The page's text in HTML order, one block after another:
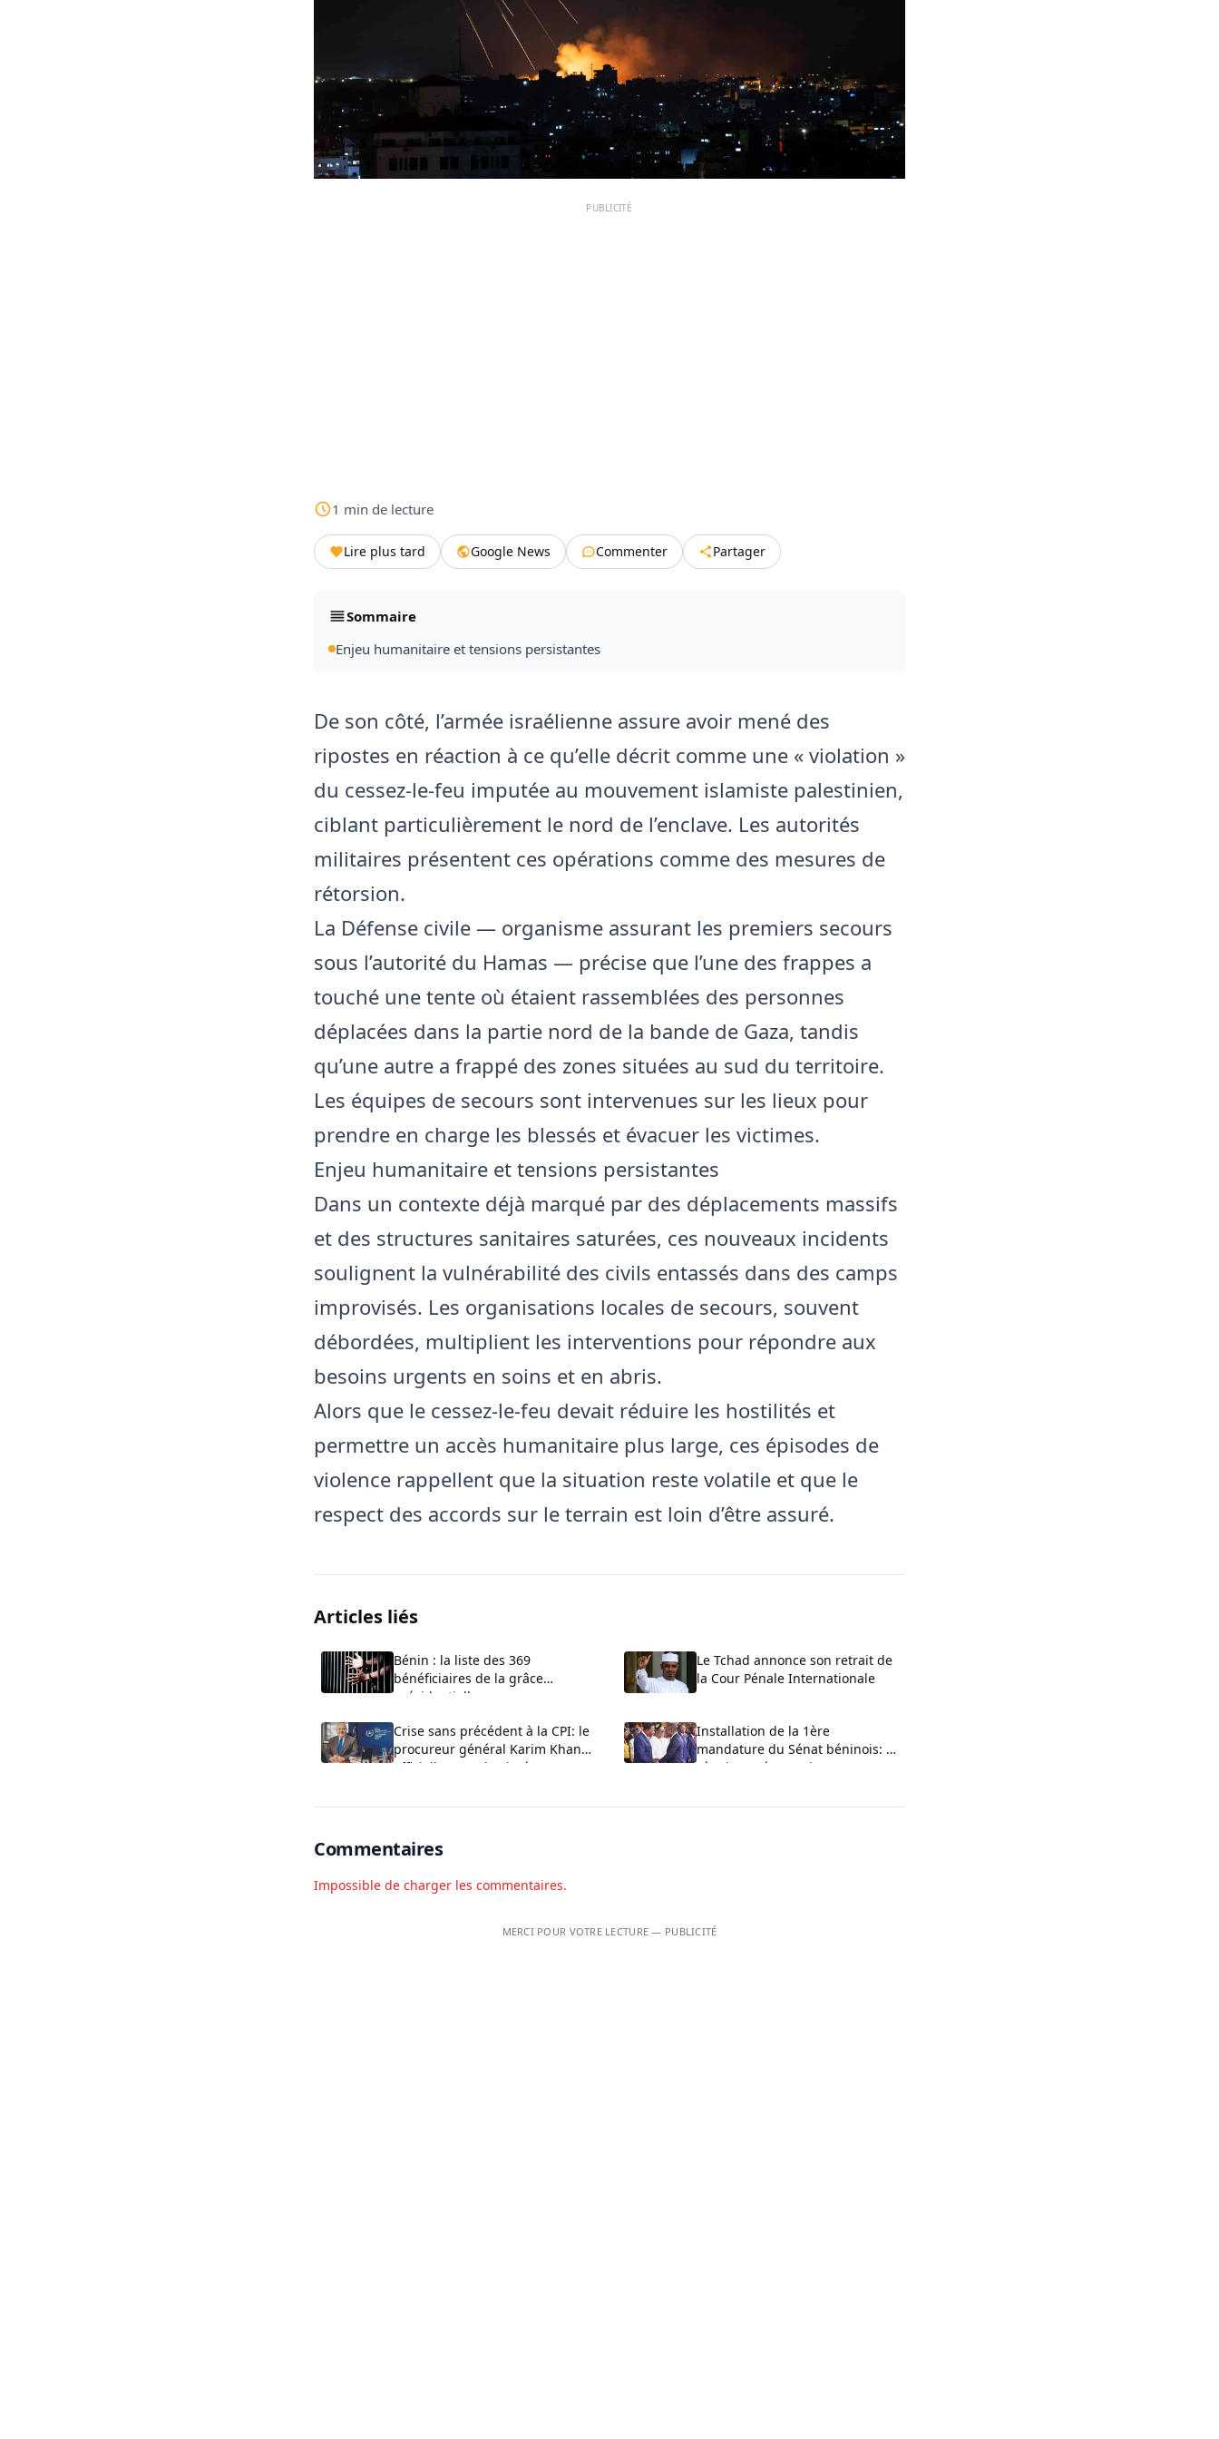
PUBLICITÉ
1 min de lecture
Lire plus tard Google News Commenter Partager
Sommaire
Enjeu humanitaire et tensions persistantes
De son côté, l’armée israélienne assure avoir mené des
ripostes en réaction à ce qu’elle décrit comme une « violation »
du cessez-le-feu imputée au mouvement islamiste palestinien,
ciblant particulièrement le nord de l’enclave. Les autorités
militaires présentent ces opérations comme des mesures de
rétorsion.
La Défense civile — organisme assurant les premiers secours
sous l’autorité du Hamas — précise que l’une des frappes a
touché une tente où étaient rassemblées des personnes
déplacées dans la partie nord de la bande de Gaza, tandis
qu’une autre a frappé des zones situées au sud du territoire.
Les équipes de secours sont intervenues sur les lieux pour
prendre en charge les blessés et évacuer les victimes.
Enjeu humanitaire et tensions persistantes
Dans un contexte déjà marqué par des déplacements massifs
et des structures sanitaires saturées, ces nouveaux incidents
soulignent la vulnérabilité des civils entassés dans des camps
improvisés. Les organisations locales de secours, souvent
débordées, multiplient les interventions pour répondre aux
besoins urgents en soins et en abris.
Alors que le cessez-le-feu devait réduire les hostilités et
permettre un accès humanitaire plus large, ces épisodes de
violence rappellent que la situation reste volatile et que le
respect des accords sur le terrain est loin d’être assuré.
Articles liés
Bénin : la liste des 369
bénéficiaires de la grâce
présidentielle
Le Tchad annonce son retrait de
la Cour Pénale Internationale
Crise sans précédent à la CPI: le
procureur général Karim Khan
officiellement destitué
Installation de la 1ère
mandature du Sénat béninois: la
réunion préparatoire s’est tenue
Commentaires
Impossible de charger les commentaires.
MERCI POUR VOTRE LECTURE — PUBLICITÉ